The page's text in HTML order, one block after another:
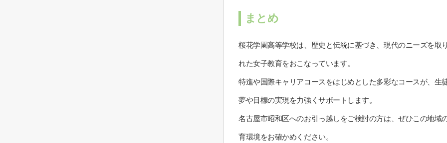
まとめ
桜花学園高等学校は、歴史と伝統に基づき、現代のニーズを取
れた女子教育をおこなっています。
特進や国際キャリアコースをはじめとした多彩なコースが、生
夢や目標の実現を力強くサポートします。
名古屋市昭和区へのお引っ越しをご検討の方は、ぜひこの地域
育環境をお確かめください。